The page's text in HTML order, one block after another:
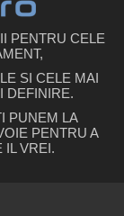
PENTRU CELE
SI CELE MAI
DEFINIRE.
PUNEM LA
PENTRU A
IL VREI.